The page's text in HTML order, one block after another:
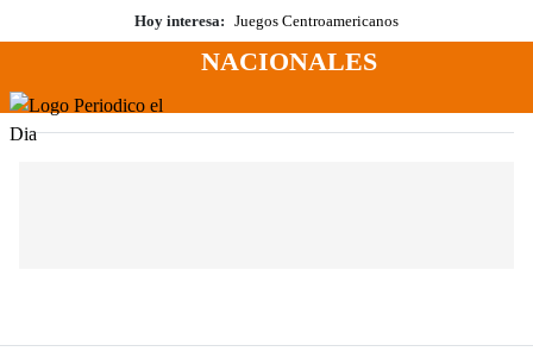
al
Hoy interesa: Juegos Centroamericanos
Menú
NACIONALES